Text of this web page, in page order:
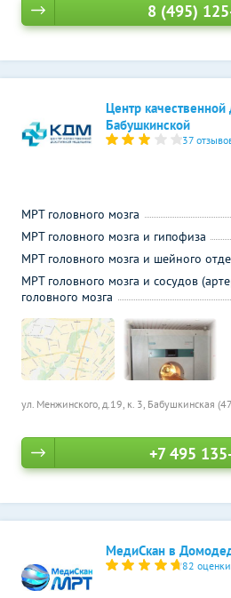
8 (495)
Центр
Бабушкинской
37
ул. Менжинского, д.19, к. 3, Бабушкинская
МРТ головного мозга
МРТ головного мозга и гипофиза
МРТ головного мозга и шейного
МРТ головного мозга и сосудов
головного мозга
+7 495
МедиСкан в
82 оценки